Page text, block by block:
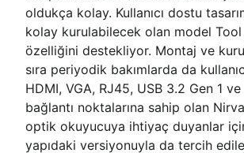
oldukça kolay. Kullanıcı dostu
kolay kurulabilecek olan model Tool
özelliğini destekliyor. Montaj ve
sıra periyodik bakımlarda da
HDMI, VGA, RJ45, USB 3.2 Gen 1
bağlantı noktalarına sahip olan
optik okuyucuya ihtiyaç duyanlar
yapıdaki versiyonuyla da tercih